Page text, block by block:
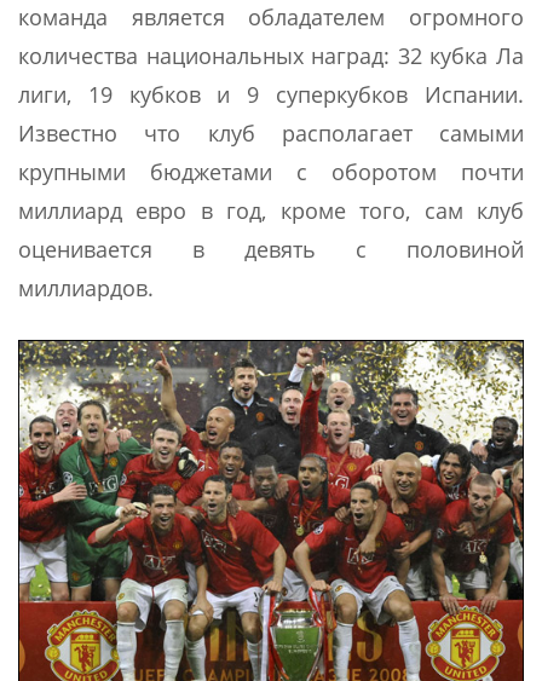
команда является обладателем огромного
количества национальных наград: 32 кубка Ла
лиги, 19 кубков и 9 суперкубков Испании.
Известно что клуб располагает самыми
крупными бюджетами с оборотом почти
миллиард евро в год, кроме того, сам клуб
оценивается в девять с половиной
миллиардов.